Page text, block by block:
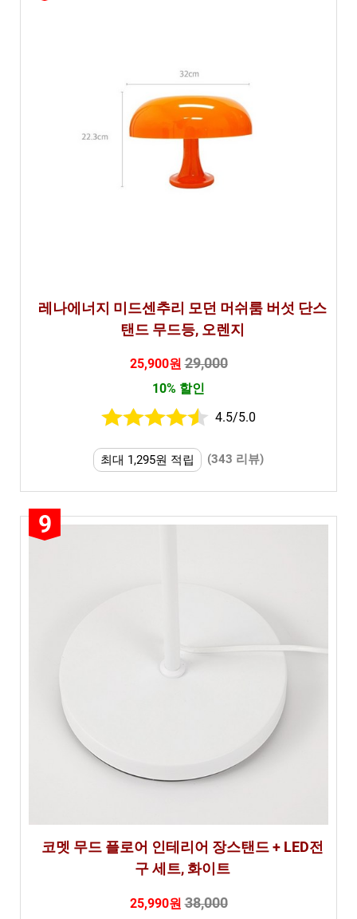
레나에너지 미드센추리 모던 머쉬룸 버섯 단스
탠드 무드등, 오렌지
25,900원29,000
10% 할인
4.5/5.0
최대 1,295원 적립 (343 리뷰)
9
코멧 무드 플로어 인테리어 장스탠드 + LED전
구 세트, 화이트
25,990원38,000